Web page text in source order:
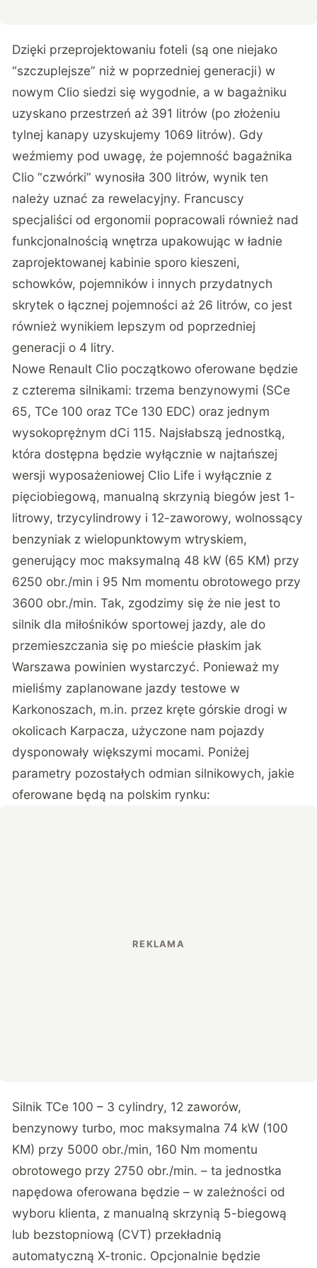
Dzięki przeprojektowaniu foteli (są one niejako
“szczuplejsze” niż w poprzedniej generacji) w
nowym Clio siedzi się wygodnie, a w bagażniku
uzyskano przestrzeń aż 391 litrów (po złożeniu
tylnej kanapy uzyskujemy 1069 litrów). Gdy
weźmiemy pod uwagę, że pojemność bagażnika
Clio “czwórki” wynosiła 300 litrów, wynik ten
należy uznać za rewelacyjny. Francuscy
specjaliści od ergonomii popracowali również nad
funkcjonalnością wnętrza upakowując w ładnie
zaprojektowanej kabinie sporo kieszeni,
schowków, pojemników i innych przydatnych
skrytek o łącznej pojemności aż 26 litrów, co jest
również wynikiem lepszym od poprzedniej
generacji o 4 litry.
Nowe Renault Clio początkowo oferowane będzie
z czterema silnikami: trzema benzynowymi (SCe
65, TCe 100 oraz TCe 130 EDC) oraz jednym
wysokoprężnym dCi 115. Najsłabszą jednostką,
która dostępna będzie wyłącznie w najtańszej
wersji wyposażeniowej Clio Life i wyłącznie z
pięciobiegową, manualną skrzynią biegów jest 1-
litrowy, trzycylindrowy i 12-zaworowy, wolnossący
benzyniak z wielopunktowym wtryskiem,
generujący moc maksymalną 48 kW (65 KM) przy
6250 obr./min i 95 Nm momentu obrotowego przy
3600 obr./min. Tak, zgodzimy się że nie jest to
silnik dla miłośników sportowej jazdy, ale do
przemieszczania się po mieście płaskim jak
Warszawa powinien wystarczyć. Ponieważ my
mieliśmy zaplanowane jazdy testowe w
Karkonoszach, m.in. przez kręte górskie drogi w
okolicach Karpacza, użyczone nam pojazdy
dysponowały większymi mocami. Poniżej
parametry pozostałych odmian silnikowych, jakie
oferowane będą na polskim rynku:
Silnik TCe 100 – 3 cylindry, 12 zaworów,
benzynowy turbo, moc maksymalna 74 kW (100
KM) przy 5000 obr./min, 160 Nm momentu
obrotowego przy 2750 obr./min. – ta jednostka
napędowa oferowana będzie – w zależności od
wyboru klienta, z manualną skrzynią 5-biegową
lub bezstopniową (CVT) przekładnią
automatyczną X-tronic. Opcjonalnie będzie